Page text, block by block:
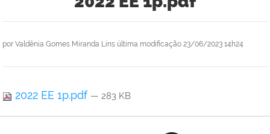
por Valdênia Gomes Miranda Lins última modificação 23/06/2023 14h24
2022 EE 1p.pdf — 283 KB